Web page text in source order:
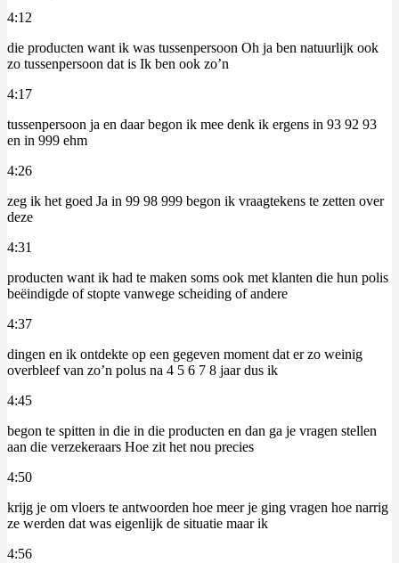
4:12
die producten want ik was tussenpersoon Oh ja ben natuurlijk ook
zo tussenpersoon dat is Ik ben ook zo’n
4:17
tussenpersoon ja en daar begon ik mee denk ik ergens in 93 92 93
en in 999 ehm
4:26
zeg ik het goed Ja in 99 98 999 begon ik vraagtekens te zetten over
deze
4:31
producten want ik had te maken soms ook met klanten die hun polis
beëindigde of stopte vanwege scheiding of andere
4:37
dingen en ik ontdekte op een gegeven moment dat er zo weinig
overbleef van zo’n polus na 4 5 6 7 8 jaar dus ik
4:45
begon te spitten in die in die producten en dan ga je vragen stellen
aan die verzekeraars Hoe zit het nou precies
4:50
krijg je om vloers te antwoorden hoe meer je ging vragen hoe narrig
ze werden dat was eigenlijk de situatie maar ik
4:56